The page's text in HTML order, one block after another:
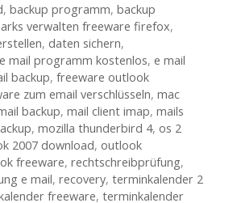
, backup programm, backup
verwalten freeware firefox,
, daten sichern,
e mail programm kostenlos, e mail
backup, freeware outlook
zum email verschlüsseln, mac
backup, mail client imap, mails
, mozilla thunderbird 4, os 2
2007 download, outlook
freeware, rechtschreibprüfung,
e mail, recovery, terminkalender 2
freeware, terminkalender